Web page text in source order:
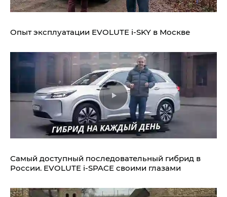
Опыт эксплуатации EVOLUTE i‑SKY в Москве
Самый доступный последовательный гибрид в
России. EVOLUTE i‑SPACE своими глазами